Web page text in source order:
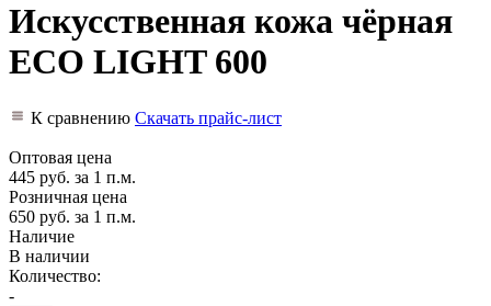
Искусственная кожа чёрная
ECO LIGHT 600
К сравнению Скачать прайс-лист
Оптовая цена
445 руб. за 1 п.м.
Розничная цена
650 руб. за 1 п.м.
Наличие
В наличии
Количество:
-